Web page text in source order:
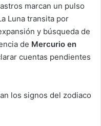
marcan un pulso
Luna transita por
y búsqueda de
de Mercurio en
cuentas pendientes
los signos del zodiaco